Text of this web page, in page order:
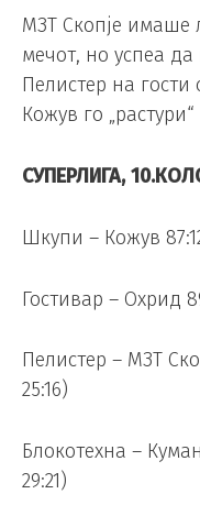
МЗТ Скопје
мечот, но успеа
Пелистер на гости
Кожув го
СУПЕРЛИГА,
Шкупи – Кожув
Гостивар – Охрид
Пелистер – МЗТ
25:16)
Блокотехна –
29:21)